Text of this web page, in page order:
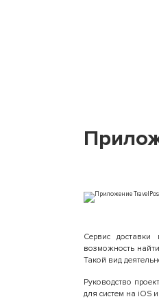
Сервис
возможность
Такой вид
Руководство
для систем на iOS